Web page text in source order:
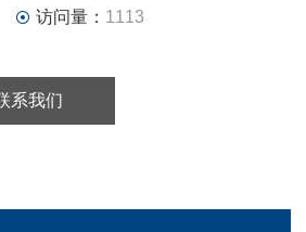
访问量： 1113
系我们